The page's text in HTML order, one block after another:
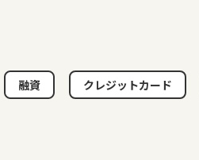
融資 クレジットカード